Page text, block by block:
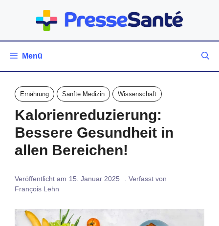
Menü
Ernährung Sanfte Medizin Wissenschaft
Kalorienreduzierung:
Bessere Gesundheit in
allen Bereichen!
Veröffentlicht am 15. Januar 2025
. Verfasst von
François Lehn